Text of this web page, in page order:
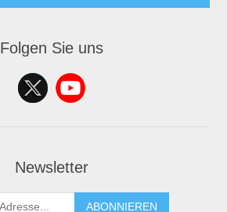
Folgen Sie uns
Newsletter
ABONNIEREN